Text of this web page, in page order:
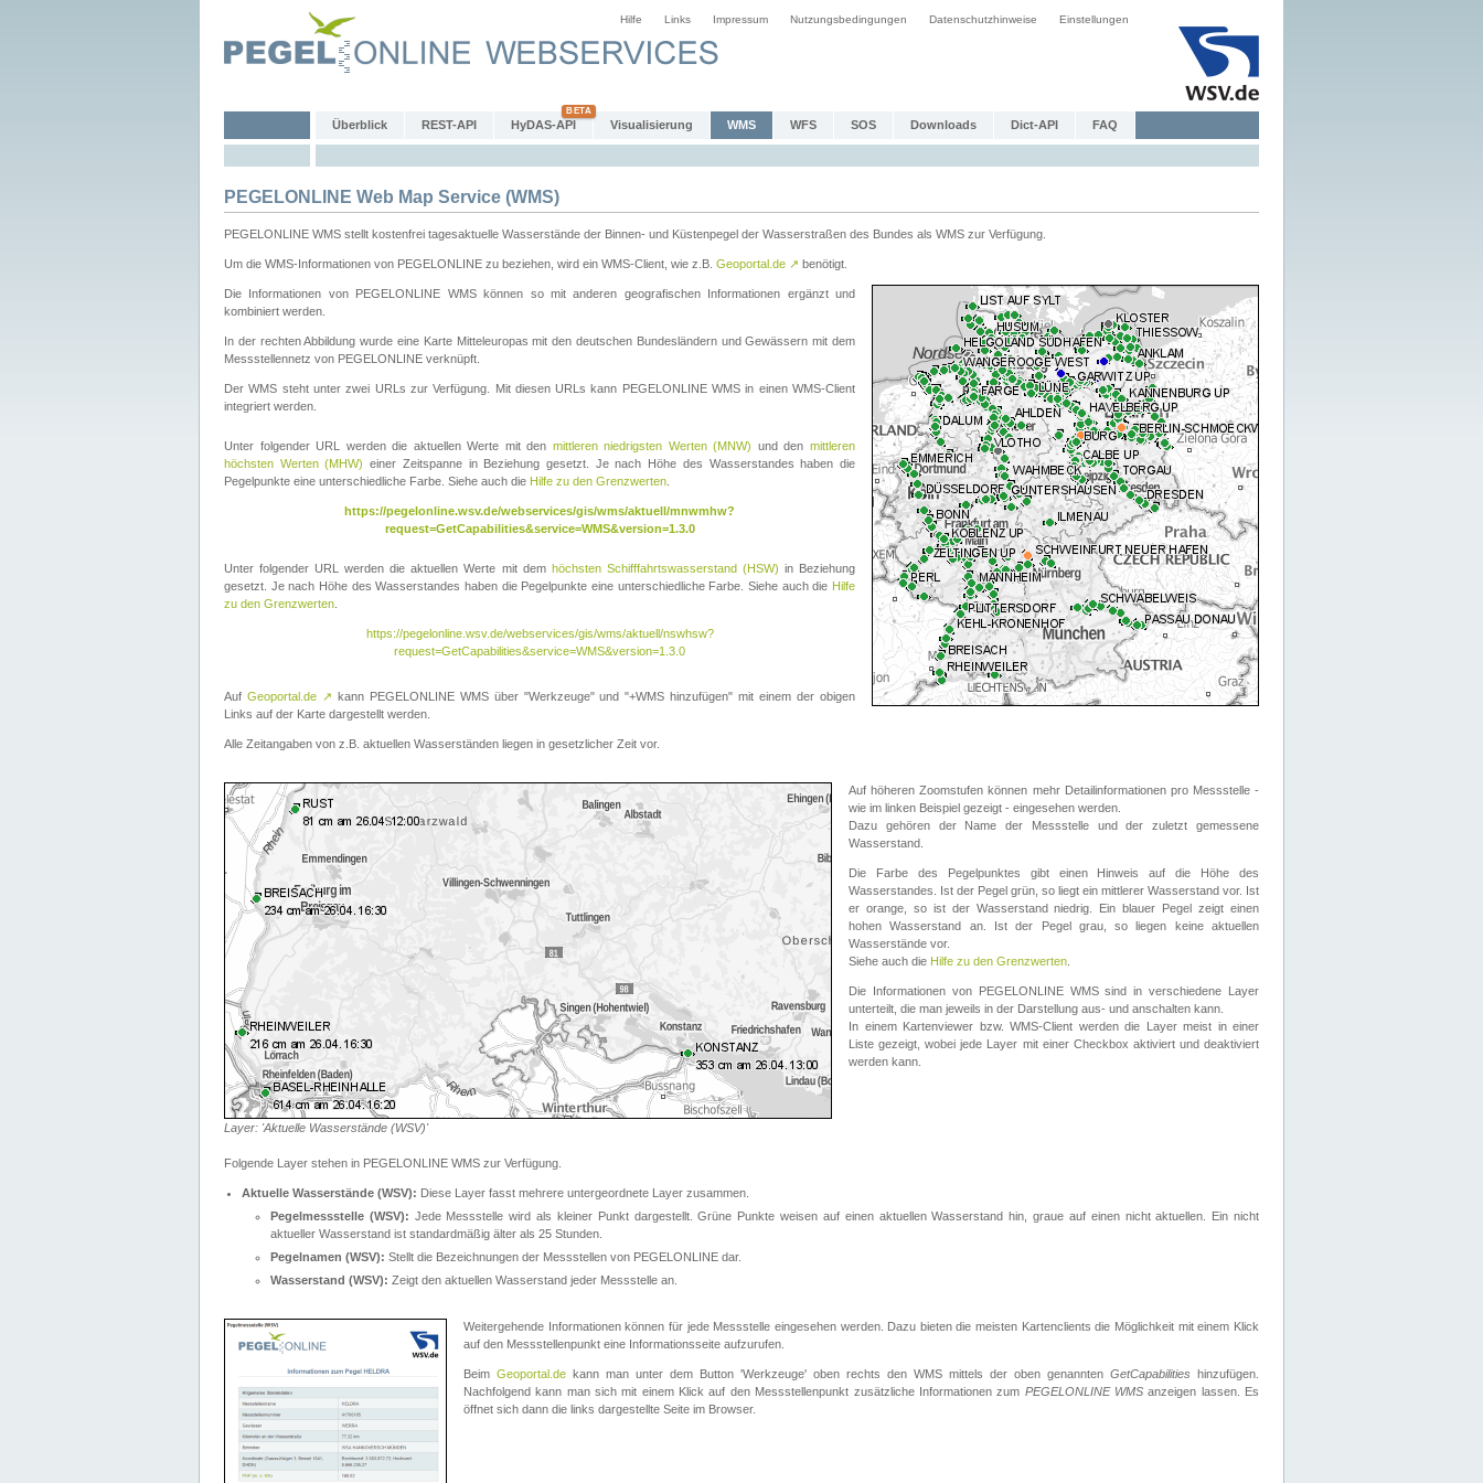
Hilfe Links Impressum Nutzungsbedingungen Datenschutzhinweise Einstellungen
Überblick REST-API HyDAS-API Visualisierung WMS WFS SOS Downloads Dict-API FAQ
PEGELONLINE Web Map Service (WMS)
PEGELONLINE WMS stellt kostenfrei tagesaktuelle Wasserstände der Binnen- und Küstenpegel der Wasserstraßen des Bundes als WMS zur Verfügung.
Um die WMS-Informationen von PEGELONLINE zu beziehen, wird ein WMS-Client, wie z.B. Geoportal.de ↗ benötigt.
Die Informationen von PEGELONLINE WMS können so mit anderen geografischen Informationen ergänzt und
kombiniert werden.
In der rechten Abbildung wurde eine Karte Mitteleuropas mit den deutschen Bundesländern und Gewässern mit dem
Messstellennetz von PEGELONLINE verknüpft.
Der WMS steht unter zwei URLs zur Verfügung. Mit diesen URLs kann PEGELONLINE WMS in einen WMS-Client
integriert werden.
Unter folgender URL werden die aktuellen Werte mit den mittleren niedrigsten Werten (MNW) und denmittleren
höchsten Werten (MHW) einer Zeitspanne in Beziehung gesetzt. Je nach Höhe des Wasserstandes haben die
Pegelpunkte eine unterschiedliche Farbe. Siehe auch die Hilfe zu den Grenzwerten
https://pegelonline.wsv.de/webservices/gis/wms/aktuell/mnwmhw?
request=GetCapabilities&service=WMS&version=1.3.0
Unter folgender URL werden die aktuellen Werte mit dem höchsten Schifffahrtswasserstand (HSW) in Beziehung
gesetzt. Je nach Höhe des Wasserstandes haben die Pegelpunkte eine unterschiedliche Farbe. Siehe auch die Hilfe
zu den Grenzwerten
https://pegelonline.wsv.de/webservices/gis/wms/aktuell/nswhsw?
request=GetCapabilities&service=WMS&version=1.3.0
Auf Geoportal.de ↗ kann PEGELONLINE WMS über "Werkzeuge" und "+WMS hinzufügen" mit einem der obigen
Links auf der Karte dargestellt werden.
Alle Zeitangaben von z.B. aktuellen Wasserständen liegen in gesetzlicher Zeit vor.
Layer: 'Aktuelle Wasserstände (WSV)'
Auf höheren Zoomstufen können mehr Detailinformationen pro Messstelle -
wie im linken Beispiel gezeigt - eingesehen werden.
Dazu gehören der Name der Messstelle und der zuletzt gemessene
Wasserstand.
Die Farbe des Pegelpunktes gibt einen Hinweis auf die Höhe des
Wasserstandes. Ist der Pegel grün, so liegt ein mittlerer Wasserstand vor. Ist
er orange, so ist der Wasserstand niedrig. Ein blauer Pegel zeigt einen
hohen Wasserstand an. Ist der Pegel grau, so liegen keine aktuellen
Wasserstände vor.
Siehe auch die Hilfe zu den Grenzwerten
Die Informationen von PEGELONLINE WMS sind in verschiedene Layer
unterteilt, die man jeweils in der Darstellung aus- und anschalten kann.
In einem Kartenviewer bzw. WMS-Client werden die Layer meist in einer
Liste gezeigt, wobei jede Layer mit einer Checkbox aktiviert und deaktiviert
werden kann.
Folgende Layer stehen in PEGELONLINE WMS zur Verfügung.
Aktuelle Wasserstände (WSV): Diese Layer fasst mehrere untergeordnete Layer zusammen.
Pegelmessstelle (WSV): Jede Messstelle wird als kleiner Punkt dargestellt. Grüne Punkte weisen auf einen aktuellen Wasserstand hin, graue auf einen nicht aktuellen. Ein nicht
aktueller Wasserstand ist standardmäßig älter als 25 Stunden.
Pegelnamen (WSV): Stellt die Bezeichnungen der Messstellen von PEGELONLINE dar.
Wasserstand (WSV): Zeigt den aktuellen Wasserstand jeder Messstelle an.
Weitergehende Informationen können für jede Messstelle eingesehen werden. Dazu bieten die meisten Kartenclients die Möglichkeit mit einem Klick
auf den Messstellenpunkt eine Informationsseite aufzurufen.
Beim Geoportal.de kann man unter dem Button 'Werkzeuge' oben rechts den WMS mittels der oben genannten GetCapabilities hinzufügen.
Nachfolgend kann man sich mit einem Klick auf den Messstellenpunkt zusätzliche Informationen zum PEGELONLINE WMSanzeigen lassen. Es
öffnet sich dann die links dargestellte Seite im Browser.